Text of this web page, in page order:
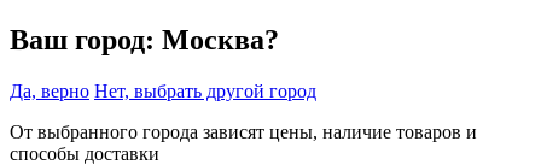
Ваш город: Москва?
Да, верно Нет, выбрать другой город
От выбранного города зависят цены, наличие товаров и
способы доставки